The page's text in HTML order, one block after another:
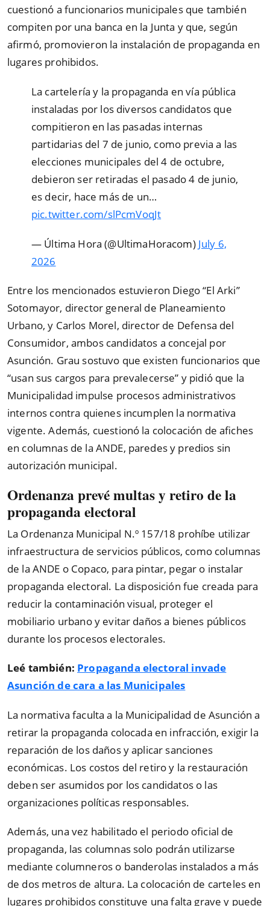
cuestionó a funcionarios municipales que también
compiten por una banca en la Junta y que, según
afirmó, promovieron la instalación de propaganda en
lugares prohibidos.
La cartelería y la propaganda en vía pública
instaladas por los diversos candidatos que
compitieron en las pasadas internas
partidarias del 7 de junio, como previa a las
elecciones municipales del 4 de octubre,
debieron ser retiradas el pasado 4 de junio,
es decir, hace más de un…
pic.twitter.com/slPcmVoqJt
— Última Hora (@UltimaHoracom) July 6,
2026
Entre los mencionados estuvieron Diego“El Arki”
Sotomayor, director general de Planeamiento
Urbano, y Carlos Morel, director de Defensa del
Consumidor, ambos candidatos a concejal por
Asunción. Grau sostuvo que existen funcionarios que
“usan sus cargos para prevalecerse” y pidió que la
Municipalidad impulse procesos administrativos
internos contra quienes incumplen la normativa
vigente. Además, cuestionó la colocación de afiches
en columnas de la ANDE, paredes y predios sin
autorización municipal.
Ordenanza prevé multas y retiro de la
propaganda electoral
La Ordenanza Municipal N.º 157/18 prohíbe utilizar
infraestructura de servicios públicos, como columnas
de la ANDE o Copaco, para pintar, pegar o instalar
propaganda electoral. La disposición fue creada para
reducir la contaminación visual, proteger el
mobiliario urbano y evitar daños a bienes públicos
durante los procesos electorales.
Leé también: Propaganda electoral invade
Asunción de cara a las Municipales
La normativa faculta a la Municipalidad de Asunción a
retirar la propaganda colocada en infracción, exigir la
reparación de los daños y aplicar sanciones
económicas. Los costos del retiro y la restauración
deben ser asumidos por los candidatos o las
organizaciones políticas responsables.
Además, una vez habilitado el periodo oficial de
propaganda, las columnas solo podrán utilizarse
mediante columneros o banderolas instalados a más
de dos metros de altura. La colocación de carteles en
lugares prohibidos constituye una falta grave y puede